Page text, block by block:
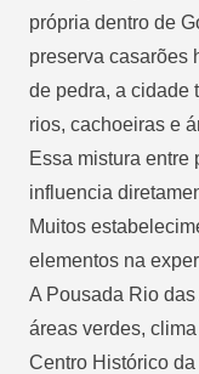
própria dentro de
preserva casarões
de pedra, a cidade
rios, cachoeiras e
Essa mistura entre
influencia
Muitos
elementos na
A Pousada Rio
áreas verdes,
Centro Histórico